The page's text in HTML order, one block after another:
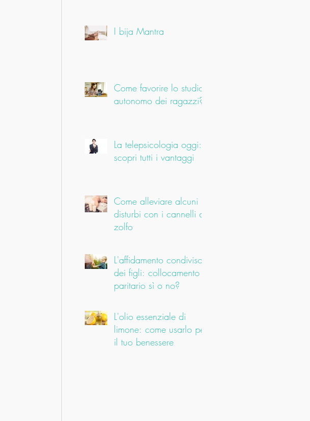
I bija Mantra
Come favorire lo studio
autonomo dei ragazzi?
La telepsicologia oggi:
scopri tutti i vantaggi
Come alleviare alcuni
disturbi con i cannelli di
zolfo
L'affidamento condiviso
dei figli: collocamento
paritario sì o no?
L'olio essenziale di
limone: come usarlo per
il tuo benessere